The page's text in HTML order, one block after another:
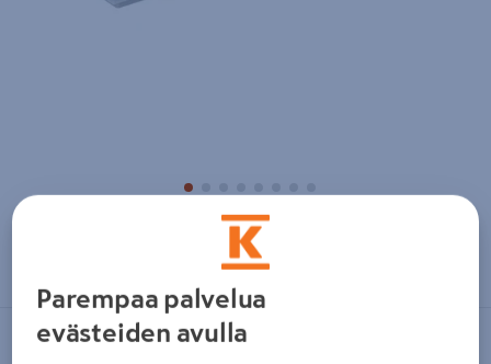
Zoomaa kuvaa sormilla kosketusnäytöllä
Parempaa palvelua
evästeiden avulla